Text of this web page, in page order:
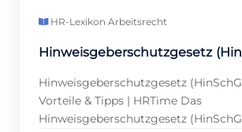
HR-Lexikon·Arbeitsrecht
Hinweisgeberschutzgesetz
Hinweisgeberschutzgesetz
Vorteile & Tipps | HRTime Das
Hinweisgeberschutzgesetz